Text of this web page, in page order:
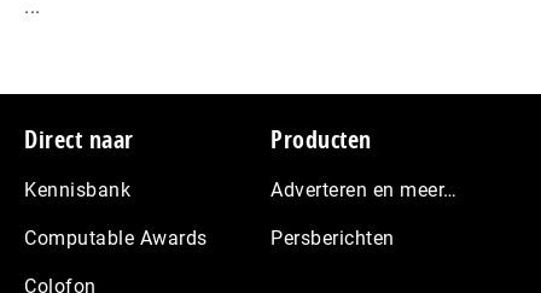
...
Footer
Direct naar
Kennisbank
Computable Awards
Colofon
Producten
Adverteren en meer…
Persberichten